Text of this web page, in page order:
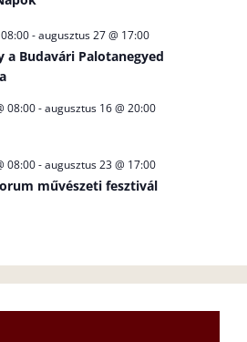
-augusztus 27 @ 17:00
a Budavári Palotanegyed
08:00-augusztus 16 @ 20:00
08:00-augusztus 23 @ 17:00
művészeti fesztivál